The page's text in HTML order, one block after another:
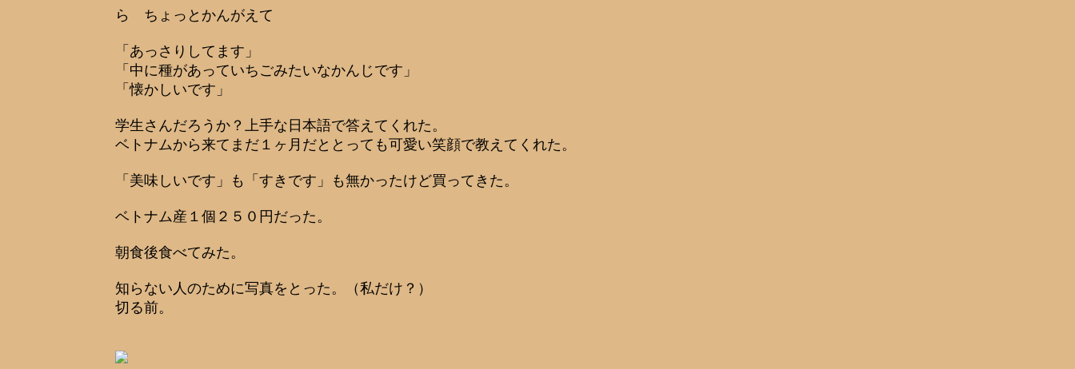
ら ちょっとかんがえて
「あっさりしてます」
「中に種があっていちごみたいなかんじです」
「懐かしいです」
学生さんだろうか？上手な日本語で答えてくれた。
ベトナムから来てまだ１ヶ月だととっても可愛い笑顔で教えてくれた。
「美味しいです」も「すきです」も無かったけど買ってきた。
ベトナム産１個２５０円だった。
朝食後食べてみた。
知らない人のために写真をとった。（私だけ？）
切る前。